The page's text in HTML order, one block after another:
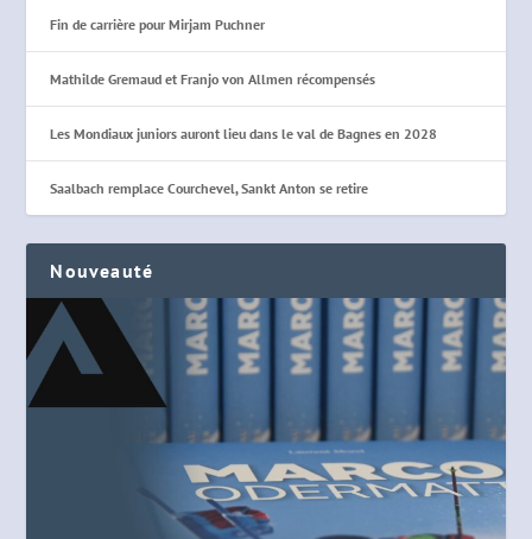
Fin de carrière pour Mirjam Puchner
Mathilde Gremaud et Franjo von Allmen récompensés
Les Mondiaux juniors auront lieu dans le val de Bagnes en 2028
Saalbach remplace Courchevel, Sankt Anton se retire
Nouveauté